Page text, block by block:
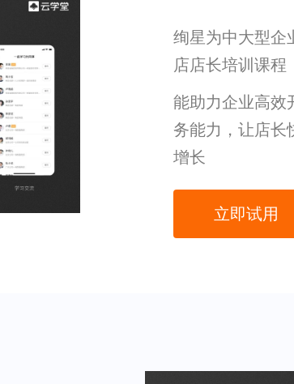
绚星为中大型企
店店长培训课程
能助力企业高效
务能力，让店长
增长
立即试用